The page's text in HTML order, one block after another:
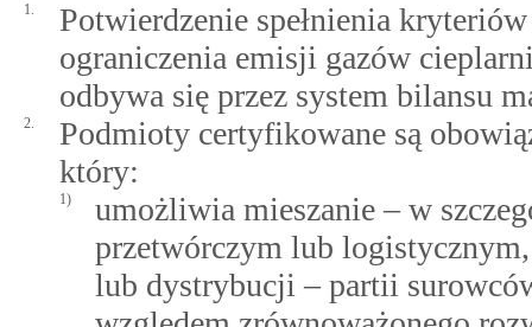
1.
Potwierdzenie spełnienia
ograniczenia emisji gazów
odbywa się przez system bilansu
2.
Podmioty certyfikowane są
który:
1)
umożliwia mieszanie – w
przetwórczym lub
lub dystrybucji – partii